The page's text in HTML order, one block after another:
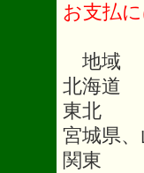
お支払
地
北海
東北
宮城県
関東